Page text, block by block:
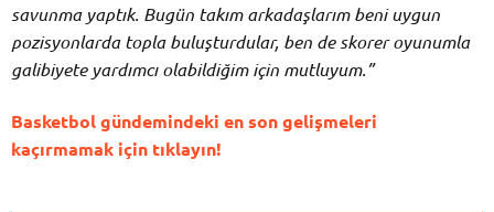
savunma yaptık. Bugün takım arkadaşlarım beni uygun
pozisyonlarda topla buluşturdular, ben de skorer oyunumla
galibiyete yardımcı olabildiğim için mutluyum.”
Basketbol gündemindeki en son gelişmeleri
kaçırmamak için tıklayın!